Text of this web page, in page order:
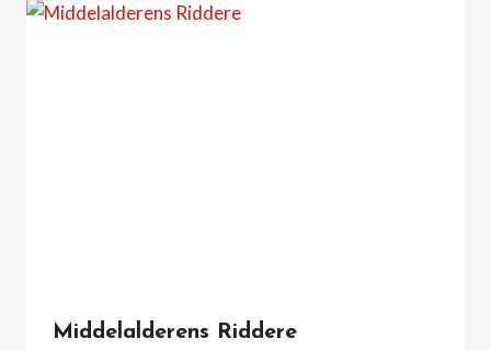
Middelalderens Riddere